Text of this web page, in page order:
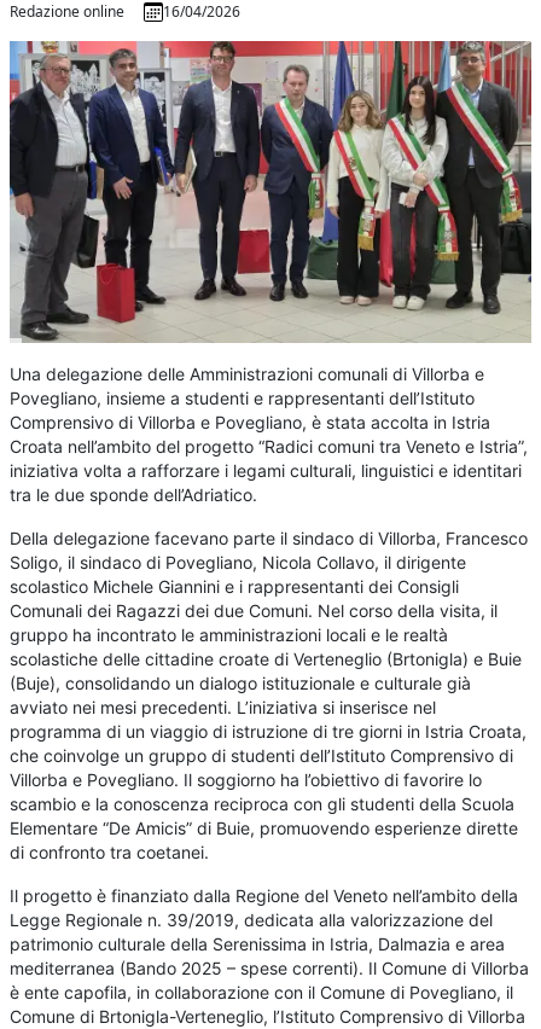
Redazione online 16/04/2026
Una delegazione delle Amministrazioni comunali di Villorba e
Povegliano, insieme a studenti e rappresentanti dell’Istituto
Comprensivo di Villorba e Povegliano, è stata accolta in Istria
Croata nell’ambito del progetto “Radici comuni tra Veneto e Istria”,
iniziativa volta a rafforzare i legami culturali, linguistici e identitari
tra le due sponde dell’Adriatico.
Della delegazione facevano parte il sindaco di Villorba, Francesco
Soligo, il sindaco di Povegliano, Nicola Collavo, il dirigente
scolastico Michele Giannini e i rappresentanti dei Consigli
Comunali dei Ragazzi dei due Comuni. Nel corso della visita, il
gruppo ha incontrato le amministrazioni locali e le realtà
scolastiche delle cittadine croate di Verteneglio (Brtonigla) e Buie
(Buje), consolidando un dialogo istituzionale e culturale già
avviato nei mesi precedenti. L’iniziativa si inserisce nel
programma di un viaggio di istruzione di tre giorni in Istria Croata,
che coinvolge un gruppo di studenti dell’Istituto Comprensivo di
Villorba e Povegliano. Il soggiorno ha l’obiettivo di favorire lo
scambio e la conoscenza reciproca con gli studenti della Scuola
Elementare “De Amicis” di Buie, promuovendo esperienze dirette
di confronto tra coetanei.
Il progetto è finanziato dalla Regione del Veneto nell’ambito della
Legge Regionale n. 39/2019, dedicata alla valorizzazione del
patrimonio culturale della Serenissima in Istria, Dalmazia e area
mediterranea (Bando 2025 – spese correnti). Il Comune di Villorba
è ente capofila, in collaborazione con il Comune di Povegliano, il
Comune di Brtonigla-Verteneglio, l’Istituto Comprensivo di Villorba